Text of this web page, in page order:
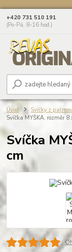
+420 731 510 191
(Po-Pá, 8-16 hod.)
Úvod Svíčky z
Svíčka MYŠKA, rozměr 8
Svíčka
cm